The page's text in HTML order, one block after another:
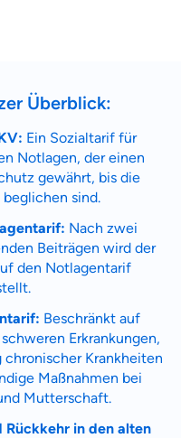
Überblick:
Ein Sozialtarif für
Notlagen, der einen
gewährt, bis die
sind.
Nach zwei
Beiträgen wird der
den Notlagentarif
Beschränkt auf
Erkrankungen,
Krankheiten
Maßnahmen bei
Mutterschaft.
Rückkehr in den alten